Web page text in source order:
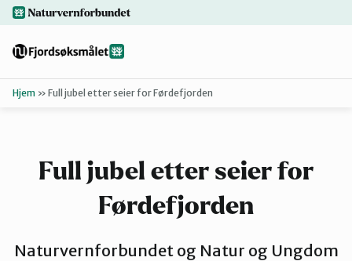
Hopp
til
hovedinnhold
Bakgrunn
naturvernforbundet.no
Hjem » Full jubel etter seier for Førdefjorden
Full jubel etter seier for
Førdefjorden
Naturvernforbundet og Natur og Ungdom